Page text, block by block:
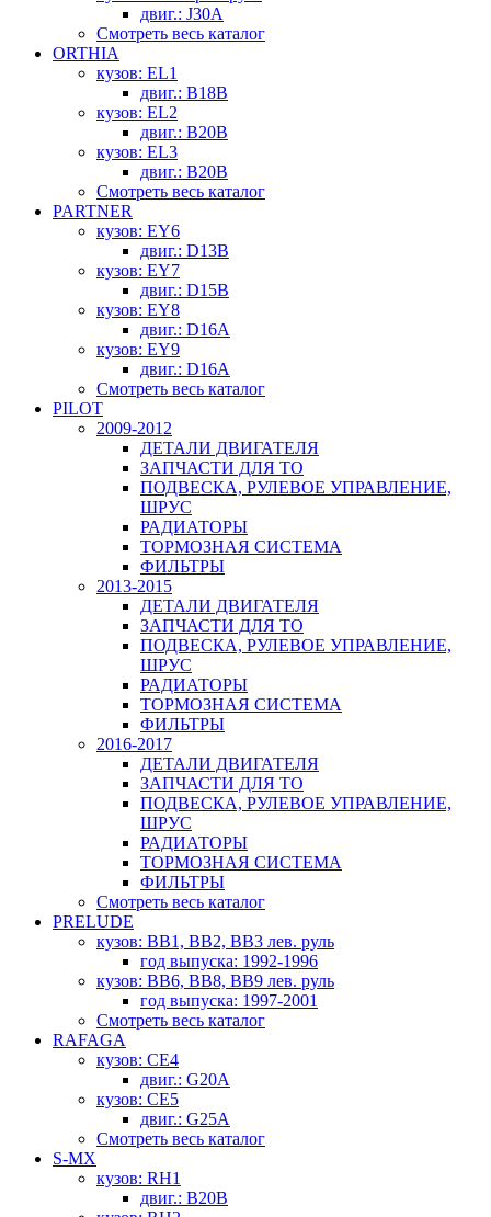
двиг.: J30A
Смотреть весь каталог
ORTHIA
кузов: EL1
двиг.: B18B
кузов: EL2
двиг.: B20B
кузов: EL3
двиг.: B20B
Смотреть весь каталог
PARTNER
кузов: EY6
двиг.: D13B
кузов: EY7
двиг.: D15B
кузов: EY8
двиг.: D16A
кузов: EY9
двиг.: D16A
Смотреть весь каталог
PILOT
2009-2012
ДЕТАЛИ ДВИГАТЕЛЯ
ЗАПЧАСТИ ДЛЯ ТО
ПОДВЕСКА, РУЛЕВОЕ УПРАВЛЕНИЕ,
ШРУС
РАДИАТОРЫ
ТОРМОЗНАЯ СИСТЕМА
ФИЛЬТРЫ
2013-2015
ДЕТАЛИ ДВИГАТЕЛЯ
ЗАПЧАСТИ ДЛЯ ТО
ПОДВЕСКА, РУЛЕВОЕ УПРАВЛЕНИЕ,
ШРУС
РАДИАТОРЫ
ТОРМОЗНАЯ СИСТЕМА
ФИЛЬТРЫ
2016-2017
ДЕТАЛИ ДВИГАТЕЛЯ
ЗАПЧАСТИ ДЛЯ ТО
ПОДВЕСКА, РУЛЕВОЕ УПРАВЛЕНИЕ,
ШРУС
РАДИАТОРЫ
ТОРМОЗНАЯ СИСТЕМА
ФИЛЬТРЫ
Смотреть весь каталог
PRELUDE
кузов: BB1, BB2, BB3 лев. руль
год выпуска: 1992-1996
кузов: BB6, BB8, BB9 лев. руль
год выпуска: 1997-2001
Смотреть весь каталог
RAFAGA
кузов: CE4
двиг.: G20A
кузов: CE5
двиг.: G25A
Смотреть весь каталог
S-MX
кузов: RH1
двиг.: B20B